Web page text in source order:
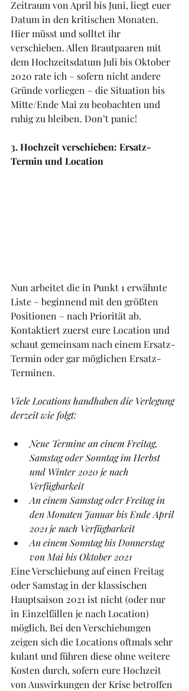
Zeitraum von April bis Juni, liegt euer
Datum in den kritischen Monaten.
Hier müsst und solltet ihr
verschieben. Allen Brautpaaren mit
dem Hochzeitsdatum Juli bis Oktober
2020 rate ich – sofern nicht andere
Gründe vorliegen – die Situation bis
Mitte/Ende Mai zu beobachten und
ruhig zu bleiben. Don’t panic!
3. Hochzeit verschieben: Ersatz-
Termin und Location
Nun arbeitet die in Punkt 1 erwähnte
Liste – beginnend mit den größten
Positionen – nach Priorität ab.
Kontaktiert zuerst eure Location und
schaut gemeinsam nach einem Ersatz-
Termin oder gar möglichen Ersatz-
Terminen.
Viele Locations handhaben die Verlegung
derzeit wie folgt:
Neue Termine an einem Freitag,
Samstag oder Sonntag im Herbst
und Winter 2020 je nach
Verfügbarkeit
An einem Samstag oder Freitag in
den Monaten Januar bis Ende April
2021 je nach Verfügbarkeit
An einem Sonntag bis Donnerstag
von Mai bis Oktober 2021
Eine Verschiebung auf einen Freitag
oder Samstag in der klassischen
Hauptsaison 2021 ist nicht (oder nur
in Einzelfällen je nach Location)
möglich. Bei den Verschiebungen
zeigen sich die Locations oftmals sehr
kulant und führen diese ohne weitere
Kosten durch, sofern eure Hochzeit
von Auswirkungen der Krise betroffen